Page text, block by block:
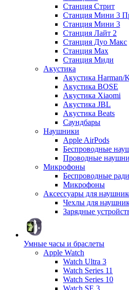
Станция Стрит
Станция Мини 3
Станция Мини 3
Станция Лайт 2
Станция Дуо Макс
Станция Max
Станция Миди
Акустика
Акустика Harman/
Акустика BOSE
Акустика Xiaomi
Акустика JBL
Акустика Beats
Саундбары
Наушники
Apple AirPods
Беспроводные
Проводные
Микрофоны
Беспроводные
Микрофоны
Аксессуары для
Чехлы для
Зарядные
Умные часы и браслеты
Apple Watch
Watch Ultra 3
Watch Series 11
Watch Series 10
Watch SE 3